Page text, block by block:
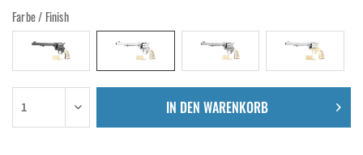
Farbe / Finish
IN DEN WARENKORB